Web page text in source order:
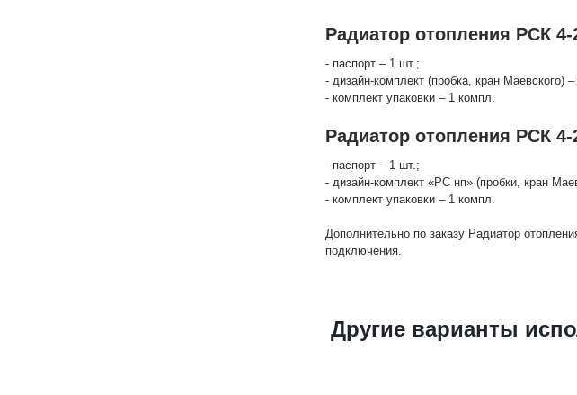
Радиатор отопления РСК 4-
- паспорт – 1 шт.;
- дизайн-комплект (пробка, кран Маевского)
- комплект упаковки – 1 компл.
Радиатор отопления РСК
- паспорт – 1 шт.;
- дизайн-комплект «РС нп» (пробки, кран
- комплект упаковки – 1 компл.
Дополнительно по заказу Радиатор
подключения.
Другие варианты